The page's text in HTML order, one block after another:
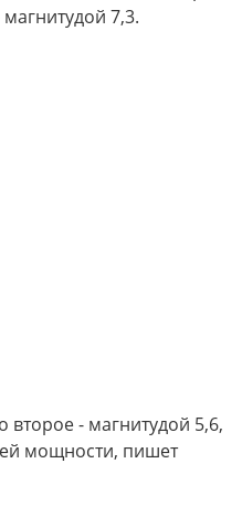
7,3.
- магнитудой 5,6,
мощности, пишет